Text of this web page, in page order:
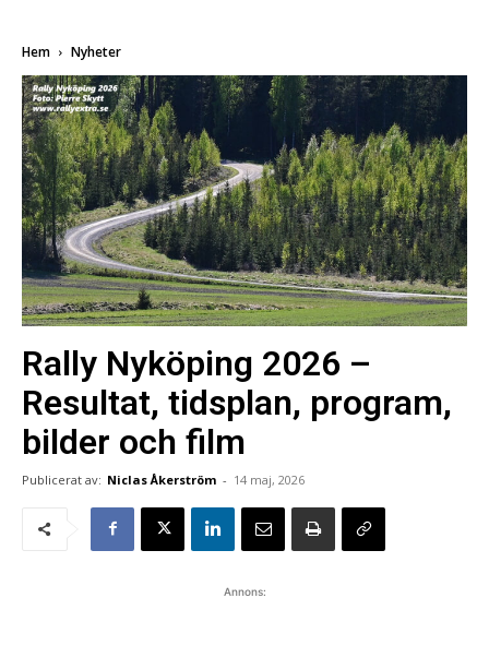
Hem Nyheter
Rally Nyköping 2026 –
Resultat, tidsplan, program,
bilder och film
Publicerat av: Niclas Åkerström - 14 maj, 2026
Annons: